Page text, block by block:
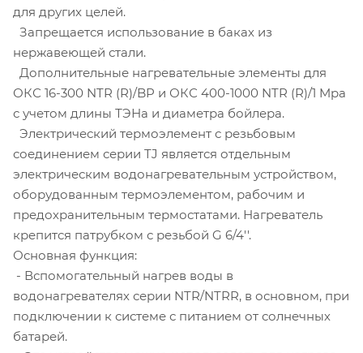
для других целей.
Запрещается использование в баках из
нержавеющей стали.
Дополнительные нагревательные элементы для
ОКС 16-300 NTR (R)/BP и ОКС 400-1000 NTR (R)/1 Mpa
с учетом длины ТЭНа и диаметра бойлера.
Электрический термоэлемент с резьбовым
соединением серии TJ является отдельным
электрическим водонагревательным устройством,
оборудованным термоэлементом, рабочим и
предохранительным термостатами. Нагреватель
крепится патрубком с резьбой G 6/4''.
Основная функция:
- Вспомогательный нагрев воды в
водонагревателях серии NTR/NTRR, в основном, при
подключении к системе с питанием от солнечных
батарей.